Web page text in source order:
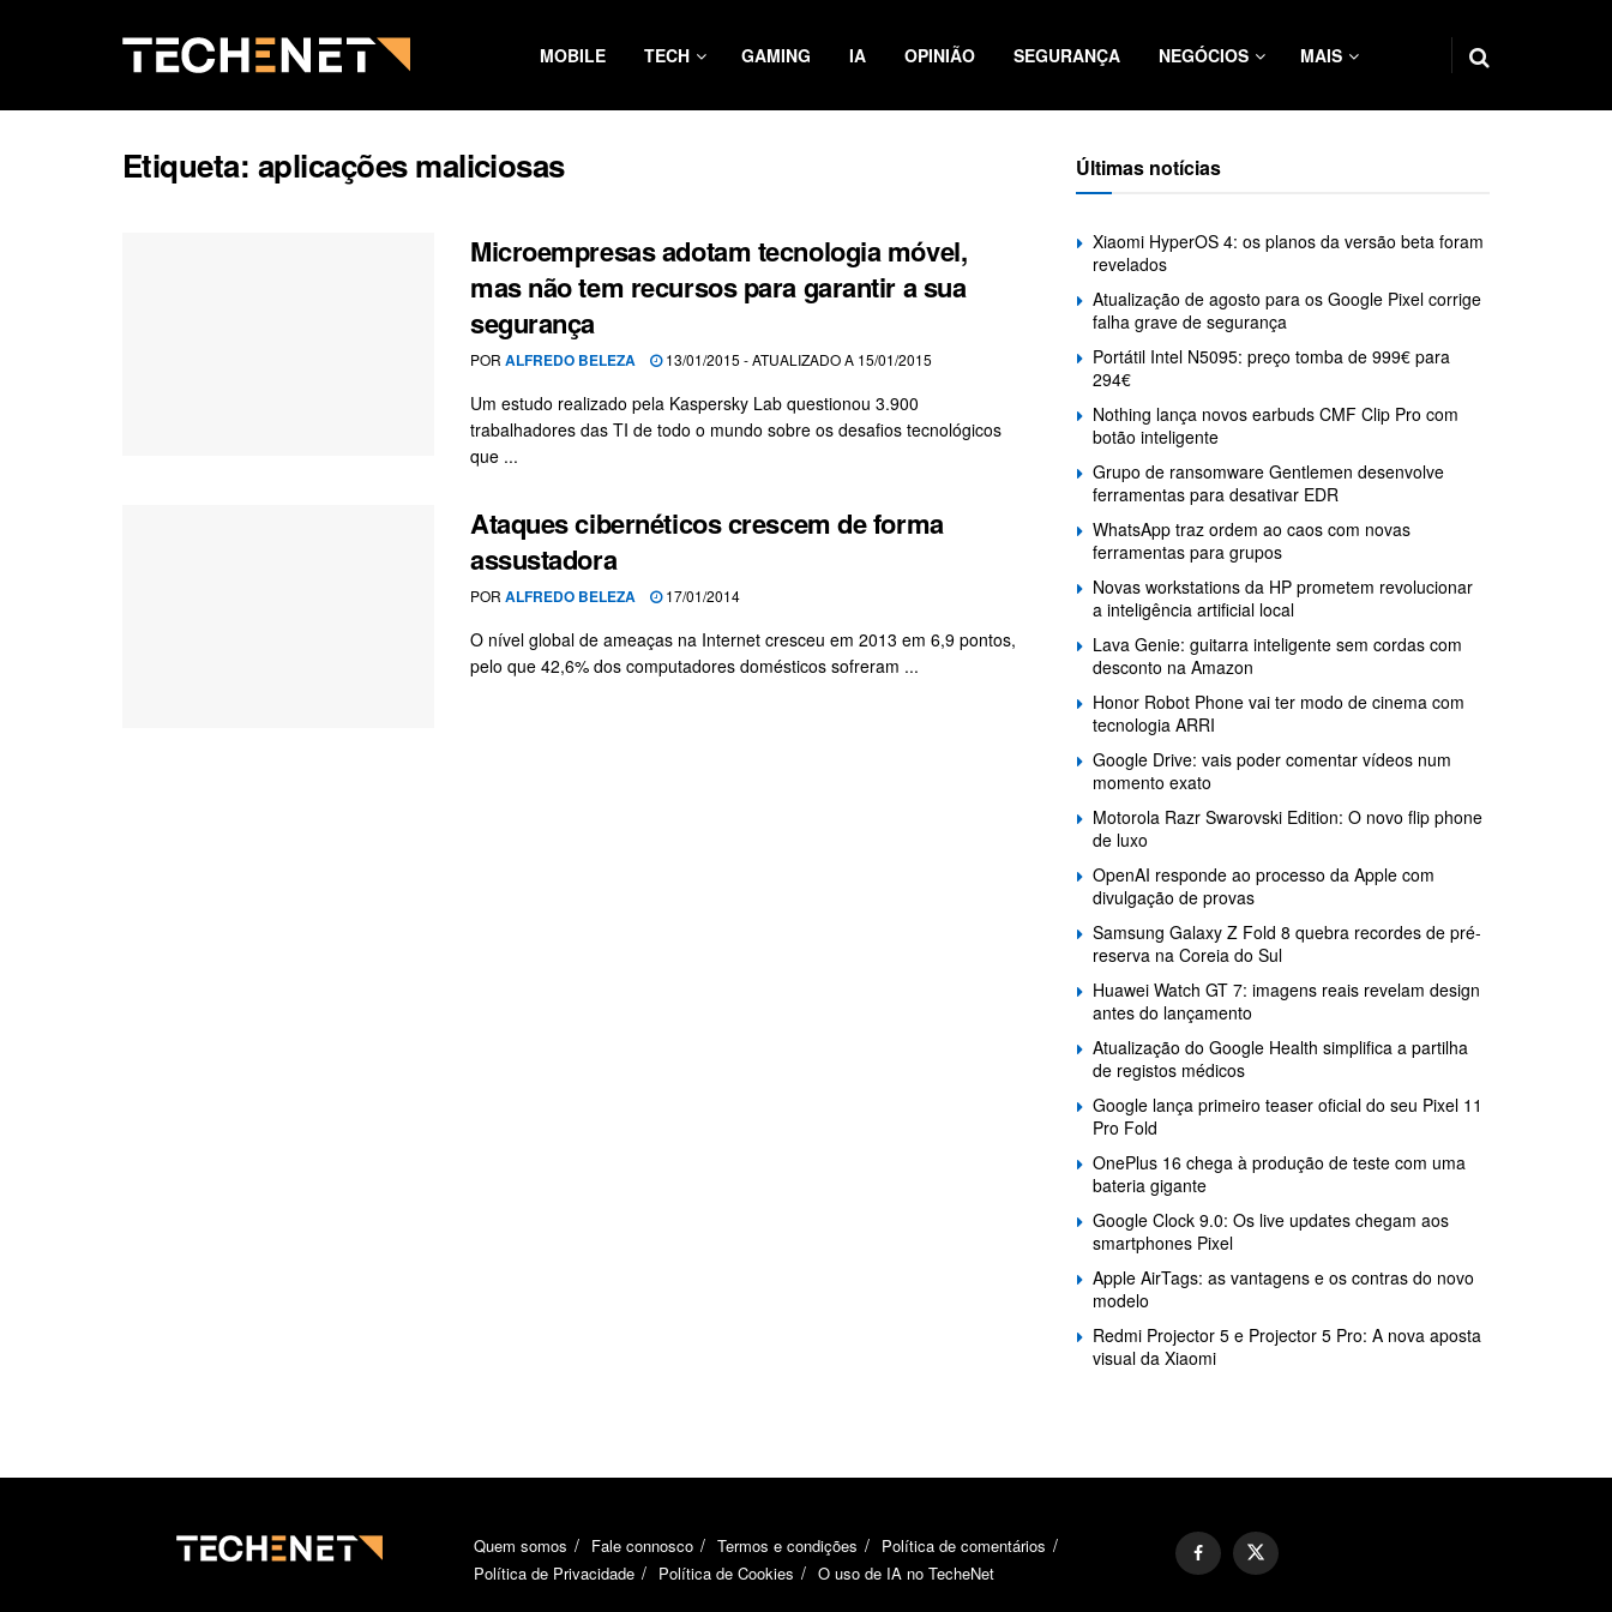
MOBILE TECH GAMING IA OPINIÃO SEGURANÇA NEGÓCIOS MAIS
Etiqueta: aplicações maliciosas
Microempresas adotam tecnologia móvel,
mas não tem recursos para garantir a sua
segurança
POR ALFREDO BELEZA 13/01/2015 - ATUALIZADO A 15/01/2015
Um estudo realizado pela Kaspersky Lab questionou 3.900
trabalhadores das TI de todo o mundo sobre os desafios tecnológicos
que ...
Ataques cibernéticos crescem de forma
assustadora
POR ALFREDO BELEZA 17/01/2014
O nível global de ameaças na Internet cresceu em 2013 em 6,9 pontos,
pelo que 42,6% dos computadores domésticos sofreram ...
Últimas notícias
Xiaomi HyperOS 4: os planos da versão beta foram
revelados
Atualização de agosto para os Google Pixel corrige
falha grave de segurança
Portátil Intel N5095: preço tomba de 999€ para
294€
Nothing lança novos earbuds CMF Clip Pro com
botão inteligente
Grupo de ransomware Gentlemen desenvolve
ferramentas para desativar EDR
WhatsApp traz ordem ao caos com novas
ferramentas para grupos
Novas workstations da HP prometem revolucionar
a inteligência artificial local
Lava Genie: guitarra inteligente sem cordas com
desconto na Amazon
Honor Robot Phone vai ter modo de cinema com
tecnologia ARRI
Google Drive: vais poder comentar vídeos num
momento exato
Motorola Razr Swarovski Edition: O novo flip phone
de luxo
OpenAI responde ao processo da Apple com
divulgação de provas
Samsung Galaxy Z Fold 8 quebra recordes de pré-
reserva na Coreia do Sul
Huawei Watch GT 7: imagens reais revelam design
antes do lançamento
Atualização do Google Health simplifica a partilha
de registos médicos
Google lança primeiro teaser oficial do seu Pixel 11
Pro Fold
OnePlus 16 chega à produção de teste com uma
bateria gigante
Google Clock 9.0: Os live updates chegam aos
smartphones Pixel
Apple AirTags: as vantagens e os contras do novo
modelo
Redmi Projector 5 e Projector 5 Pro: A nova aposta
visual da Xiaomi
Quem somos Fale connosco Termos e condições
Política de comentários
Política de Privacidade
Política de Cookies O uso de IA no TecheNet